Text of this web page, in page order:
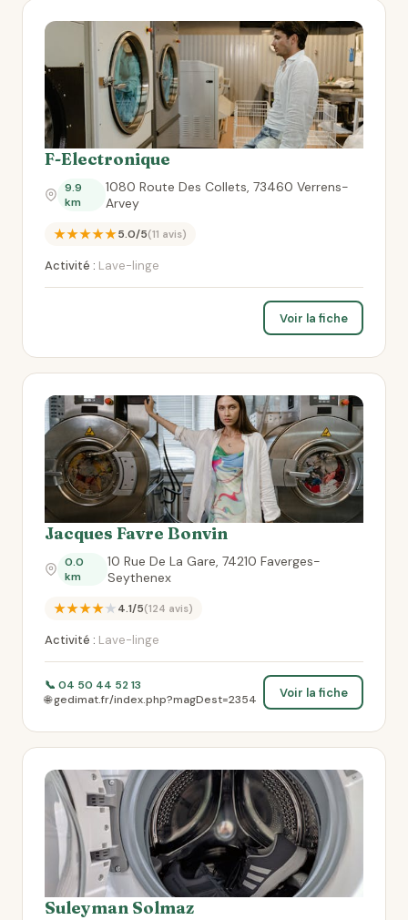
F-Electronique
9.9
km
1080 Route Des Collets, 73460 Verrens-
Arvey
★★★★★5.0/5(11 avis)
Activité : Lave-linge
Voir la fiche
Jacques Favre Bonvin
0.0
km
10 Rue De La Gare, 74210 Faverges-
Seythenex
★★★★★4.1/5(124 avis)
Activité : Lave-linge
📞 04 50 44 52 13
🌐 gedimat.fr/index.php?magDest=2354
Voir la fiche
Suleyman Solmaz